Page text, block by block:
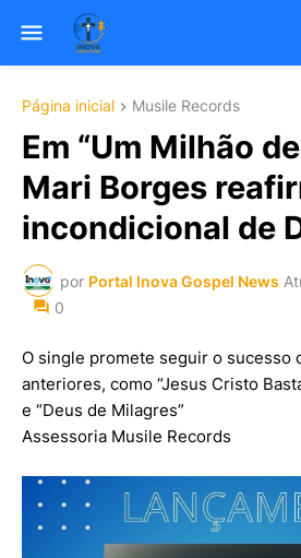
Página inicial Musile Records
Em “Um Milhão
Mari Borges
incondicional de
por Portal Inova Gospel News
0
O single promete seguir o sucesso
anteriores, como “Jesus Cristo
e “Deus de Milagres”
Assessoria Musile Records